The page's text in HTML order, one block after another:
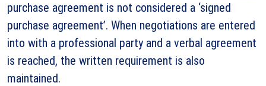
purchase agreement is not considered a ‘signed
purchase agreement’. When negotiations are entered
into with a professional party and a verbal agreement
is reached, the written requirement is also
maintained.